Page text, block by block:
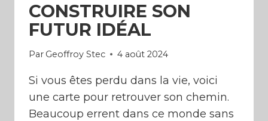
CONSTRUIRE SON
FUTUR IDÉAL
Par Geoffroy Stec 4 août 2024
Si vous êtes perdu dans la vie, voici
une carte pour retrouver son chemin.
Beaucoup errent dans ce monde sans